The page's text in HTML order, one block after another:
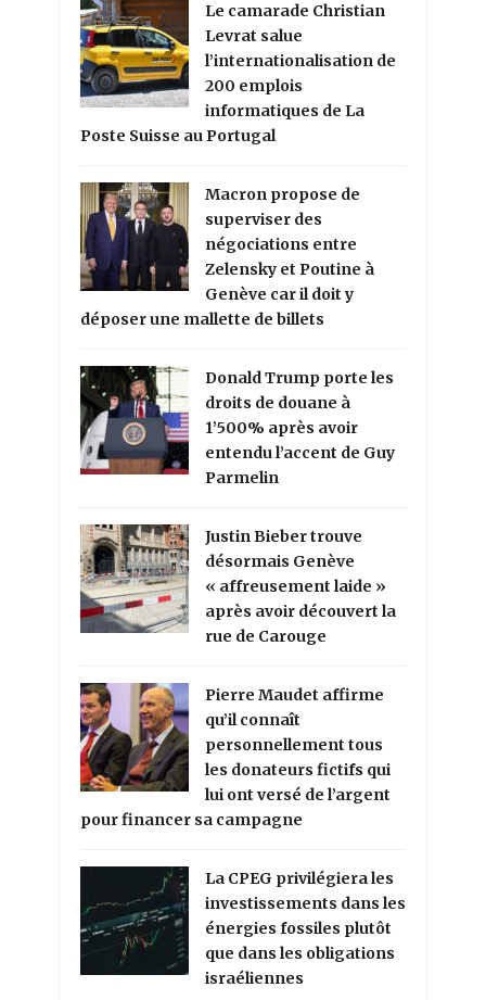
Le camarade Christian
Levrat salue
l’internationalisation de
200 emplois
informatiques de La
Poste Suisse au Portugal
Macron propose de
superviser des
négociations entre
Zelensky et Poutine à
Genève car il doit y
déposer une mallette de billets
Donald Trump porte les
droits de douane à
1’500% après avoir
entendu l’accent de Guy
Parmelin
Justin Bieber trouve
désormais Genève
« affreusement laide »
après avoir découvert la
rue de Carouge
Pierre Maudet affirme
qu’il connaît
personnellement tous
les donateurs fictifs qui
lui ont versé de l’argent
pour financer sa campagne
La CPEG privilégiera les
investissements dans les
énergies fossiles plutôt
que dans les obligations
israéliennes